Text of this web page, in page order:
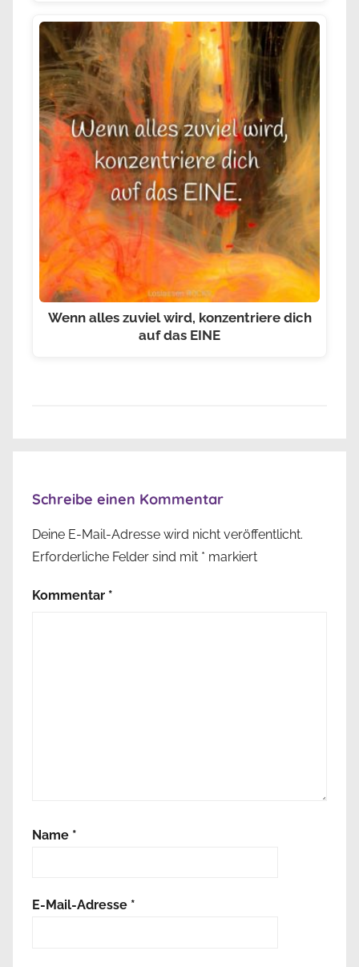
Wenn alles zuviel wird, konzentriere dich
auf das EINE
Schreibe einen Kommentar
Deine E-Mail-Adresse wird nicht veröffentlicht.
Erforderliche Felder sind mit * markiert
Kommentar *
Name *
E-Mail-Adresse *